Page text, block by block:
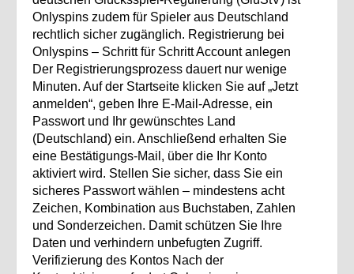
Onlyspins zudem für Spieler aus Deutschland
rechtlich sicher zugänglich. Registrierung bei
Onlyspins – Schritt für Schritt Account anlegen
Der Registrierungsprozess dauert nur wenige
Minuten. Auf der Startseite klicken Sie auf „Jetzt
anmelden“, geben Ihre E‑Mail‑Adresse, ein
Passwort und Ihr gewünschtes Land
(Deutschland) ein. Anschließend erhalten Sie
eine Bestätigungs‑Mail, über die Ihr Konto
aktiviert wird. Stellen Sie sicher, dass Sie ein
sicheres Passwort wählen – mindestens acht
Zeichen, Kombination aus Buchstaben, Zahlen
und Sonderzeichen. Damit schützen Sie Ihre
Daten und verhindern unbefugten Zugriff.
Verifizierung des Kontos Nach der